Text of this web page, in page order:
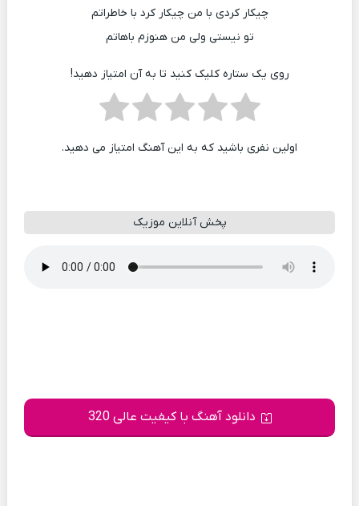
ﭼﻴﻜﺎر ﻛﺮدی ﺑﺎ ﻣﻦ ﭼﻴﻜﺎر ﻛﺮد ﺑﺎ ﺧﺎﻃﺮاﺗﻢ
ﺗﻮ ﻧﻴﺴﺘﻰ وﻟﻰ ﻣﻦ ﻫﻨﻮزم ﺑﺎﻫﺎﺗﻢ
روی یک ستاره کلیک کنید تا به آن امتیاز دهید!
اولین نفری باشید که به این آهنگ امتیاز می دهید.
پخش آنلاین موزیک
دانلود آهنگ با کیفیت عالی 320